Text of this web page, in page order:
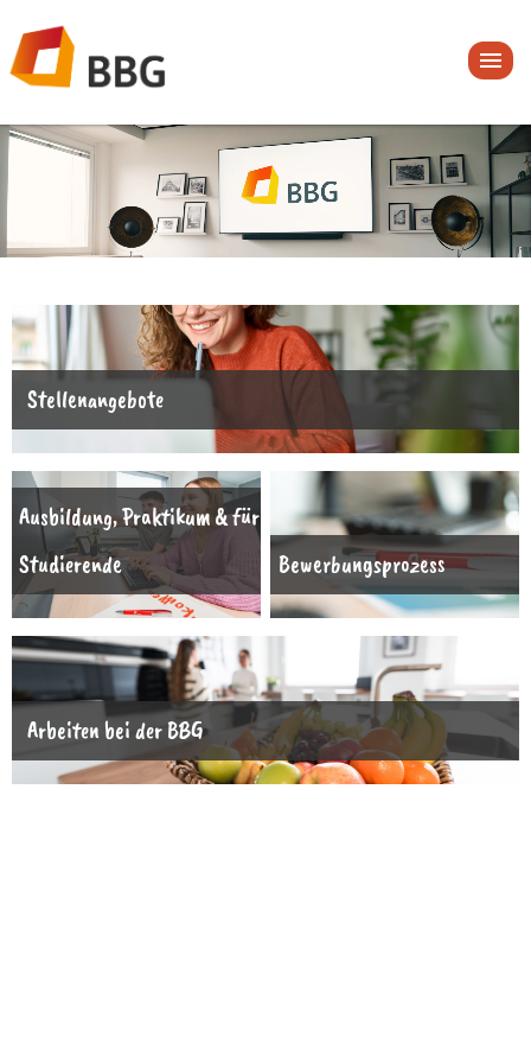
Stellenangebote
Ausbildung, Praktikum & für
Studierende
Bewerbungsprozess
Arbeiten bei der BBG